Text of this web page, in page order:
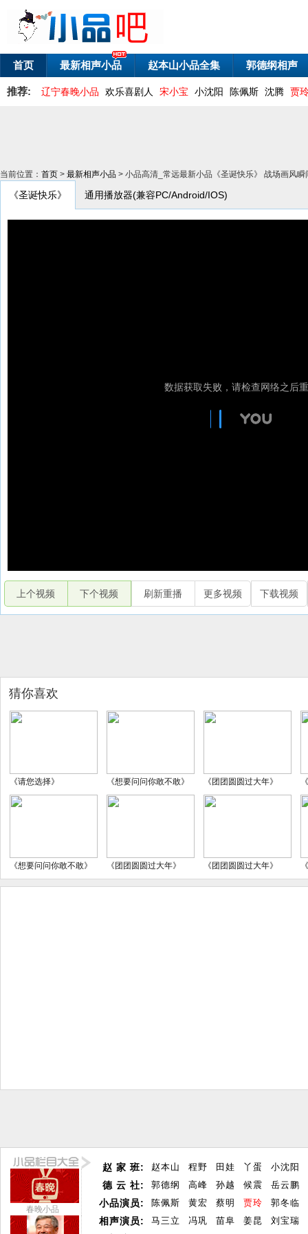
首页 最新相声小品 赵本山小品全集 郭德纲相声
推荐: 辽宁春晚小品 欢乐喜剧人 宋小宝 小沈阳 陈佩斯 沈腾 贾
当前位置： 首页 > 最新相声小品 > 小品高清_常远最新小品《圣诞快乐》 战场画风瞬
《圣诞快乐》 通用播放器(兼容PC/Android/IOS)
上个视频 下个视频 刷新重播 更多视频 下载视频
猜你喜欢
《请您选择》 《想要问问你敢不敢》 《团团圆圆过大年》
《想要问问你敢不敢》 《团团圆圆过大年》 《团团圆圆过大年》
春晚小品
赵 家 班:
德 云 社:
小品演员:
相声演员:
赵本山 程野 田娃 丫蛋
小沈阳
郭德纲
高峰 孙越 候震
岳云鹏
陈佩斯
黄宏 蔡明 贾玲
郭冬临
马三立
冯巩 苗阜 姜昆
刘宝瑞